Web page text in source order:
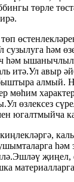
төрле
сузылуга һәм
һәм
итә.Ул авыр
алмый.
мөһим
өзлексез
югалтмыйча
һәм
җиңел,